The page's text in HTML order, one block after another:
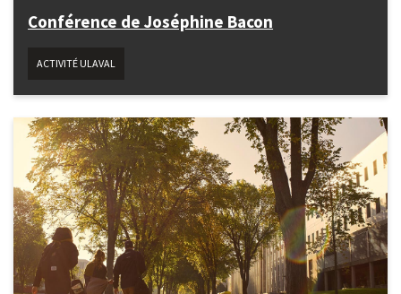
Conférence de Joséphine Bacon
ACTIVITÉ ULAVAL